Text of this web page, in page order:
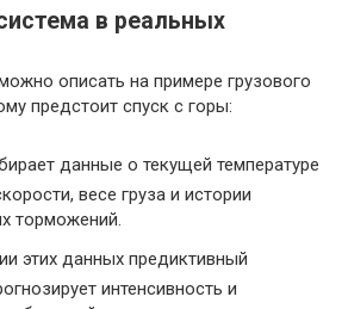
в реальных
описать на примере грузового
предстоит спуск с горы:
данные о текущей температуре
весе груза и истории
торможений.
этих данных предиктивный
интенсивность и